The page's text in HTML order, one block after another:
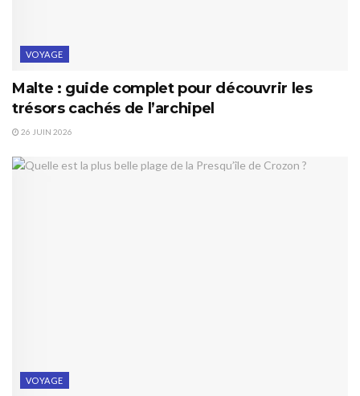
VOYAGE
Malte : guide complet pour découvrir les
trésors cachés de l’archipel
26 JUIN 2026
VOYAGE